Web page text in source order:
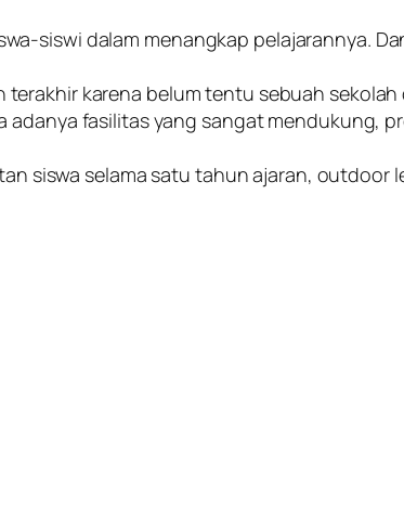
siswi dalam menangkap pelajarannya.
terakhir karena belum tentu sebuah
fasilitas yang sangat mendukung,
siswa selama satu tahun ajaran, outdoor